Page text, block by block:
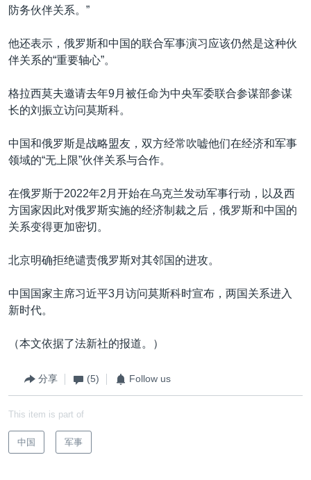
防务伙伴关系。”
他还表示，俄罗斯和中国的联合军事演习应该仍然是这种伙
伴关系的“重要轴心”。
格拉西莫夫邀请去年9月被任命为中央军委联合参谋部参谋
长的刘振立访问莫斯科。
中国和俄罗斯是战略盟友，双方经常吹嘘他们在经济和军事
领域的“无上限”伙伴关系与合作。
在俄罗斯于2022年2月开始在乌克兰发动军事行动，以及西
方国家因此对俄罗斯实施的经济制裁之后，俄罗斯和中国的
关系变得更加密切。
北京明确拒绝谴责俄罗斯对其邻国的进攻。
中国国家主席习近平3月访问莫斯科时宣布，两国关系进入
新时代。
（本文依据了法新社的报道。）
分享 (5) Follow us
This item is part of
中国 军事